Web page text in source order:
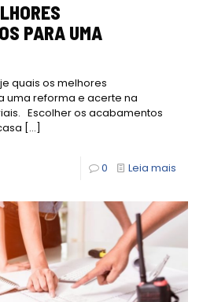
PARA UMA
quais os melhores
uma reforma e acerte na
Escolher os acabamentos
[…]
0 Leia mais